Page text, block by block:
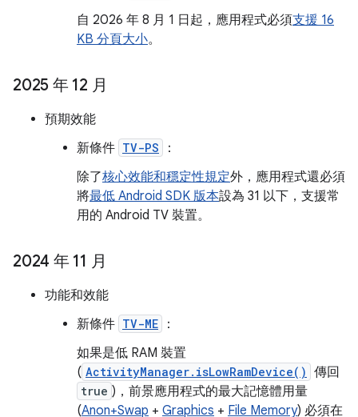
自 2026 年 8 月 1 日起，應用程式必須支援 16
KB 分頁大小。
2025 年 12 月
預期效能
新條件 TV-PS
：
除了核心效能和穩定性規定外，應用程式還必須
將最低 Android SDK 版本設為 31 以下，支援常
用的 Android TV 裝置。
2024 年 11 月
功能和效能
新條件 TV-ME
：
如果是低 RAM 裝置
( ActivityManager.isLowRamDevice() 傳回
true )，前景應用程式的最大記憶體用量
(Anon+Swap + Graphics + File Memory) 必須在